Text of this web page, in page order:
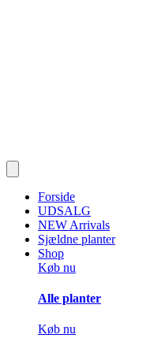
Forside
UDSALG
NEW Arrivals
Sjældne planter
Shop
Køb nu
Alle planter
Køb nu